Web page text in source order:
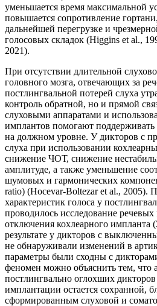
уменьшается время максимальной
повышается сопротивление
дальнейшей перегрузке и
голосовых складок (Higgins et al.,
2021).
При отсутствии длительной
головного мозга, отвечающих за
постлингвальной потерей слуха
контроль обратной, но и прямой
слуховыми аппаратами и
имплантов помогают
на должном уровне. У дикторов с
слуха при использовании
снижение ЧОТ, снижение
амплитуде, а также уменьшение
шумовых и гармонических
ratio) (Hocevar-Boltezar et al., 2005).
характеристик голоса у
проводилось исследование
отключения кохлеарного импланта
результате у дикторов с
не обнаруживали изменений в
параметры были сходны с
феномен можно объяснить тем, что
постлингвально оглохших
имплантации остается сохранной,
сформированным слуховой и